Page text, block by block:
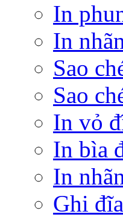
In
In
Sao
Sao
In vỏ
In bìa
In
Ghi